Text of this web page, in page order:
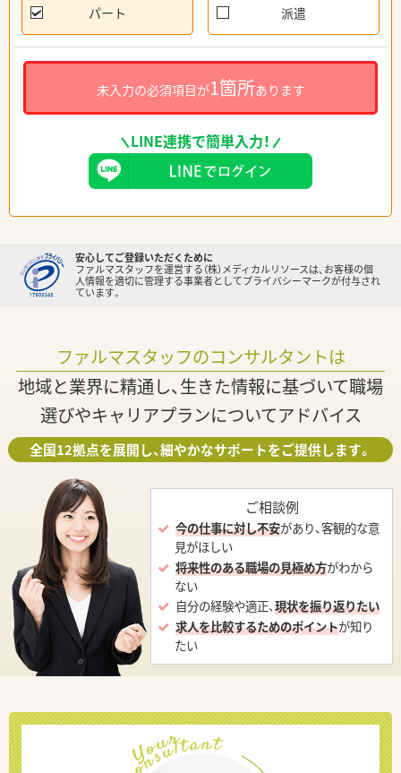
パート 派遣
未入力の必須項目が1箇所あります
LINE連携で簡単入力！
安心してご登録いただくために
ファルマスタッフを運営する（株）メディカルリソースは、お客様の個
人情報を適切に管理する事業者としてプライバシーマークが付与され
ています。
ファルマスタッフのコンサルタントは
地域と業界に精通し、生きた情報に基づいて職場
選びやキャリアプランについてアドバイス
全国12拠点を展開し、細やかなサポートをご提供します。
ご相談例
今の仕事に対し不安があり、客観的な意
見がほしい
将来性のある職場の見極め方がわから
ない
自分の経験や適正、現状を振り返りたい
求人を比較するためのポイントが知り
たい